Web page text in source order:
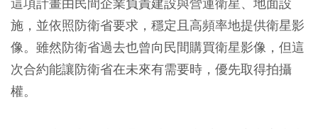
施，並依照防衛省要求，穩定且高頻率地提供衛星影
像。雖然防衛省過去也曾向民間購買衛星影像，但這
次合約能讓防衛省在未來有需要時，優先取得拍攝
權。